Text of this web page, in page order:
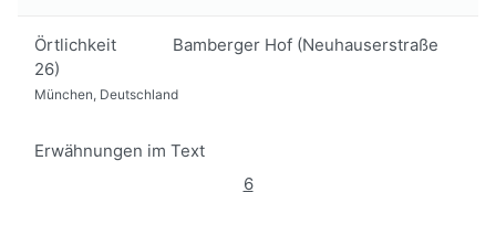
Örtlichkeit
Bamberger Hof (Neuhauserstraße
26)
München, Deutschland
Erwähnungen im Text
6